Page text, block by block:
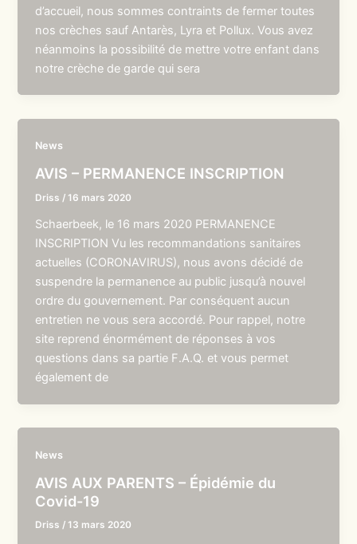
d’accueil, nous sommes contraints de fermer toutes
nos crèches sauf Antarès, Lyra et Pollux. Vous avez
néanmoins la possibilité de mettre votre enfant dans
notre crèche de garde qui sera
News
AVIS – PERMANENCE INSCRIPTION
Driss /16 mars 2020
Schaerbeek, le 16 mars 2020 PERMANENCE
INSCRIPTION Vu les recommandations sanitaires
actuelles (CORONAVIRUS), nous avons décidé de
suspendre la permanence au public jusqu’à nouvel
ordre du gouvernement. Par conséquent aucun
entretien ne vous sera accordé. Pour rappel, notre
site reprend énormément de réponses à vos
questions dans sa partie F.A.Q. et vous permet
également de
News
AVIS AUX PARENTS – Épidémie du
Covid-19
Driss /13 mars 2020